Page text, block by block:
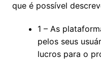
que é possível
1 – As
pelos seus
lucros para o